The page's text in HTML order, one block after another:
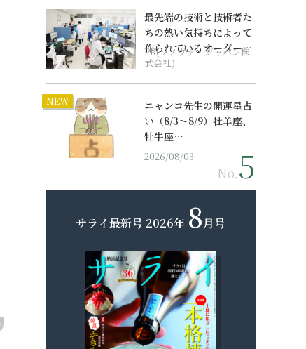
最先端の技術と技術者た
ちの熱い気持ちによって
作られているオーダーメ
イド補聴器
PR(ソノヴァ・ジャパン株
式会社)
NEW
ニャンコ先生の開運星占
い（8/3～8/9）牡羊座、
牡牛座…
2026/08/03
No.
サライ最新号 2026年 8月号